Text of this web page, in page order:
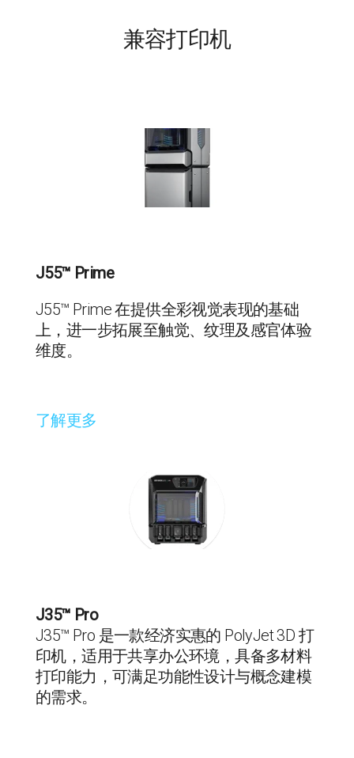
兼容打印机
J55™ Prime
J55™ Prime 在提供全彩视觉表现的基础
上，进一步拓展至触觉、纹理及感官体验
维度。
了解更多
J35™ Pro
J35™ Pro 是一款经济实惠的 PolyJet 3D 打
印机，适用于共享办公环境，具备多材料
打印能力，可满足功能性设计与概念建模
的需求。